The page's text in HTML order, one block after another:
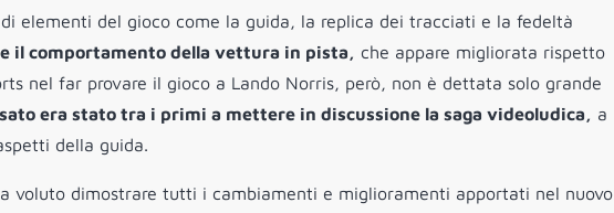
elementi del gioco come la guida, la replica dei tracciati e la fedeltà
il comportamento della vettura in pista, che appare migliorata rispetto
nel far provare il gioco a Lando Norris, però, non è dettata solo grande
era stato tra i primi a mettere in discussione la saga videoludica, a
della guida.
voluto dimostrare tutti i cambiamenti e miglioramenti apportati nel nuovo